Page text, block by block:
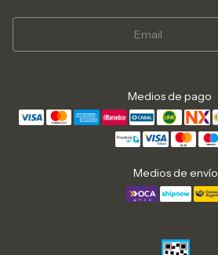
Medios de pago
Medios de envío